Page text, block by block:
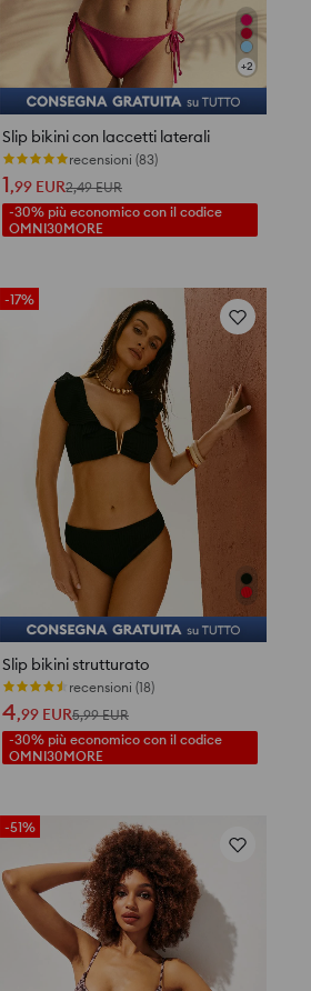
+2
Slip bikini con laccetti laterali
recensioni (83)
1,99 EUR2,49 EUR
-30% più economico con il codice
OMNI30MORE
-17%
Slip bikini strutturato
recensioni (18)
4,99 EUR5,99 EUR
-30% più economico con il codice
OMNI30MORE
-51%